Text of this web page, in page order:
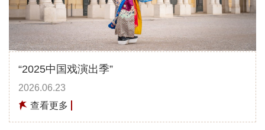
“2025中国戏演出季”
2026.06.23
查看更多